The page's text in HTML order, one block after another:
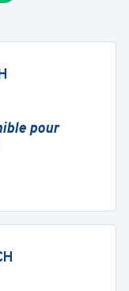
pour